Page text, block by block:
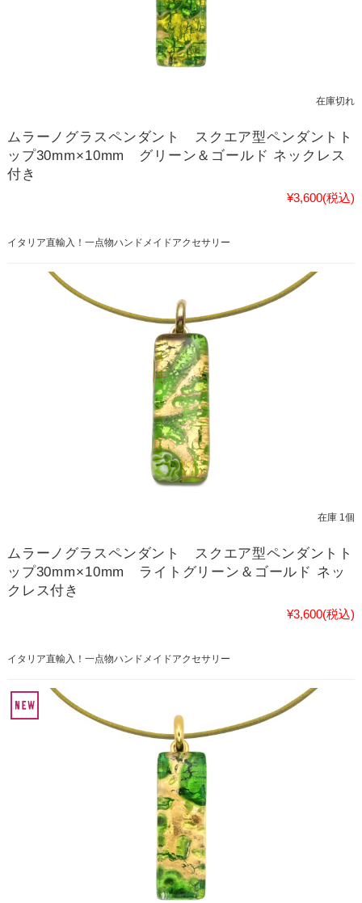
在庫切れ
ムラーノグラスペンダント スクエア型ペンダントト
ップ30mm×10mm グリーン＆ゴールド ネックレス
付き
¥3,600(税込)
イタリア直輸入！一点物ハンドメイドアクセサリー
在庫 1個
ムラーノグラスペンダント スクエア型ペンダントト
ップ30mm×10mm ライトグリーン＆ゴールド ネッ
クレス付き
¥3,600(税込)
イタリア直輸入！一点物ハンドメイドアクセサリー